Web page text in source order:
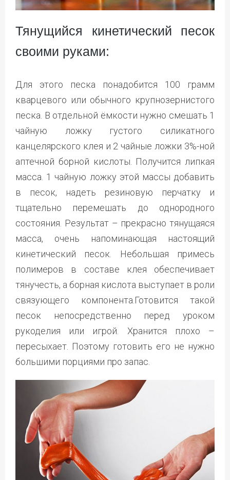
Тянущийся кинетический песок
своими руками:
Для этого песка понадобится 100 грамм
кварцевого или обычного крупнозернистого
песка. В отдельной ёмкости нужно смешать 1
чайную ложку густого силикатного
канцелярского клея и 2 чайные ложки 3%-ной
аптечной борной кислоты. Получится липкая
масса. 1 чайную ложку этой массы добавить
в песок, надеть резиновую перчатку и
тщательно перемешать до однородного
состояния. Результат – прекрасно тянущаяся
масса, очень напоминающая настоящий
кинетический песок. Небольшая примесь
полимеров в составе клея обеспечивает
тянучесть, а борная кислота выступает в роли
связующего компонента.Готовится такой
песок непосредственно перед уроком
рукоделия или игрой. Хранится плохо –
пересыхает. Поэтому готовить его не нужно
большими порциями про запас.